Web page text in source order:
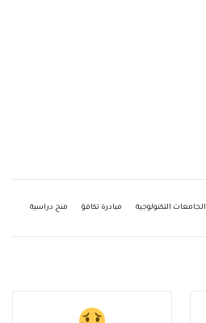
الجامعات التكنولوجية مبادرة تكافؤ منح دراسية